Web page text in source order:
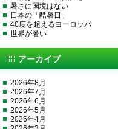
暑さに国境はない
日本の「酷暑日」
40度を超えるヨーロッパ
世界が暑い
アーカイブ
2026年8月
2026年7月
2026年6月
2026年5月
2026年4月